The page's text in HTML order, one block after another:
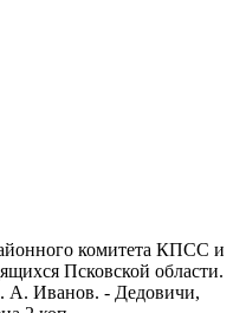
комитета КПСС и
Псковской области.
А. Иванов. - Дедовичи,